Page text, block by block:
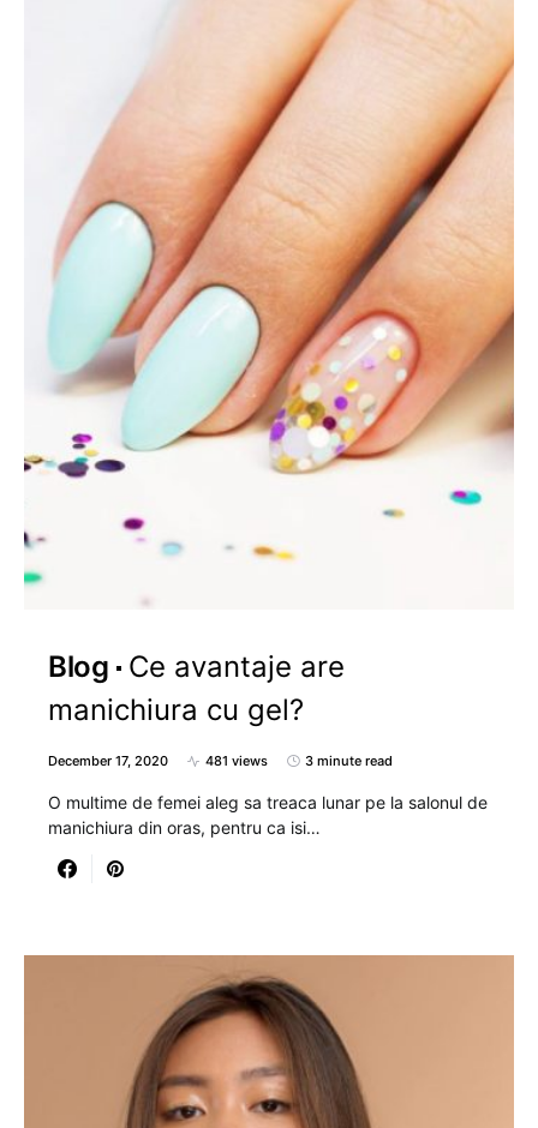
Blog
Ce avantaje are
manichiura cu gel?
December 17, 2020 481 views 3 minute read
O multime de femei aleg sa treaca lunar pe la salonul de
manichiura din oras, pentru ca isi…